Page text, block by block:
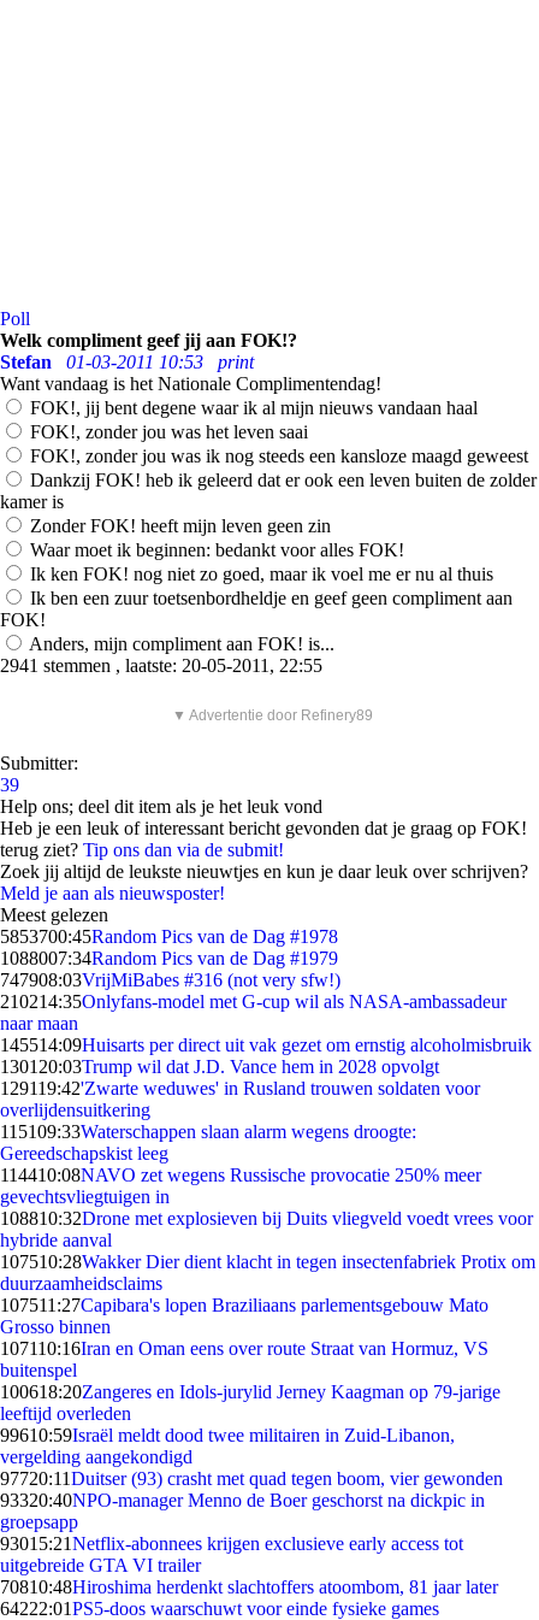
Poll
Welk compliment geef jij aan FOK!?
Stefan
01-03-2011 10:53
print
Want vandaag is het Nationale Complimentendag!
FOK!, jij bent degene waar ik al mijn nieuws vandaan haal
FOK!, zonder jou was het leven saai
FOK!, zonder jou was ik nog steeds een kansloze maagd geweest
Dankzij FOK! heb ik geleerd dat er ook een leven buiten de zolder
kamer is
Zonder FOK! heeft mijn leven geen zin
Waar moet ik beginnen: bedankt voor alles FOK!
Ik ken FOK! nog niet zo goed, maar ik voel me er nu al thuis
Ik ben een zuur toetsenbordheldje en geef geen compliment aan
FOK!
Anders, mijn compliment aan FOK! is...
2941 stemmen , laatste: 20-05-2011, 22:55
▼ Advertentie door Refinery89
Submitter:
39
Help ons; deel dit item als je het leuk vond
Heb je een leuk of interessant bericht gevonden dat je graag op FOK!
terug ziet? Tip ons dan via de submit!
Zoek jij altijd de leukste nieuwtjes en kun je daar leuk over schrijven?
Meld je aan als nieuwsposter!
Meest gelezen
5853700:45Random Pics van de Dag #1978
1088007:34Random Pics van de Dag #1979
747908:03VrijMiBabes #316 (not very sfw!)
210214:35Onlyfans-model met G-cup wil als NASA-ambassadeur
naar maan
145514:09Huisarts per direct uit vak gezet om ernstig alcoholmisbruik
1301 20:03Trump wil dat J.D. Vance hem in 2028 opvolgt
129119:42'Zwarte weduwes' in Rusland trouwen soldaten voor
overlijdensuitkering
115109:33Waterschappen slaan alarm wegens droogte:
Gereedschapskist leeg
114410:08NAVO zet wegens Russische provocatie 250% meer
gevechtsvliegtuigen in
108810:32Drone met explosieven bij Duits vliegveld voedt vrees voor
hybride aanval
107510:28Wakker Dier dient klacht in tegen insectenfabriek Protix om
duurzaamheidsclaims
107511:27Capibara's lopen Braziliaans parlementsgebouw Mato
Grosso binnen
107110:16Iran en Oman eens over route Straat van Hormuz, VS
buitenspel
100618:20Zangeres en Idols-jurylid Jerney Kaagman op 79-jarige
leeftijd overleden
99610:59Israël meldt dood twee militairen in Zuid-Libanon,
vergelding aangekondigd
97720:11Duitser (93) crasht met quad tegen boom, vier gewonden
93320:40NPO-manager Menno de Boer geschorst na dickpic in
groepsapp
93015:21Netflix-abonnees krijgen exclusieve early access tot
uitgebreide GTA VI trailer
70810:48Hiroshima herdenkt slachtoffers atoombom, 81 jaar later
64222:01PS5-doos waarschuwt voor einde fysieke games